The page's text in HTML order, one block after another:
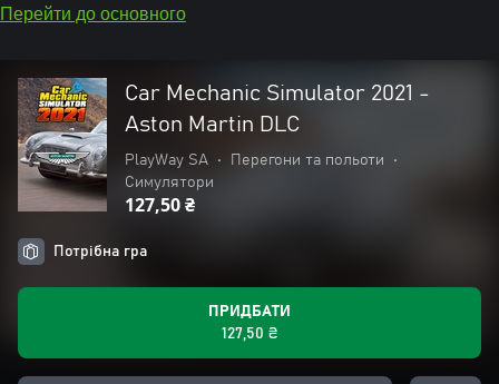
Перейти до основного
Car Mechanic Simulator 2021 -
Aston Martin DLC
PlayWay SA • Перегони та польоти
•
Симулятори
127,50 ₴
Потрібна гра
ПРИДБАТИ
127,50 ₴